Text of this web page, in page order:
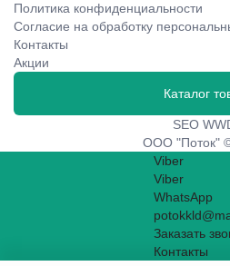
Политика конфиденциальности
Согласие на обработку
Контакты
Акции
Каталог
SEO
ООО "Поток"
Viber
Viber
WhatsApp
Заказать
Контакты